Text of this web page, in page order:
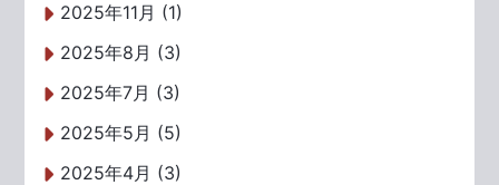
2025年11月 (1)
2025年8月 (3)
2025年7月 (3)
2025年5月 (5)
2025年4月 (3)